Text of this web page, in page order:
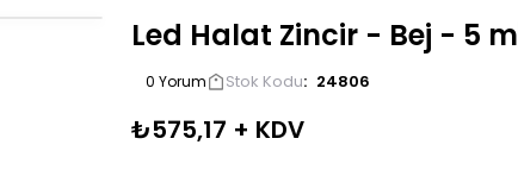
Led Halat Zincir - Bej - 5 m
0 Yorum Stok Kodu 24806
₺575,17 + KDV